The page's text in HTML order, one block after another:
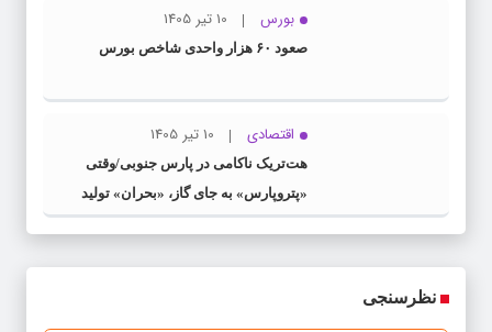
بورس 10 تیر 1405
صعود ۶۰ هزار واحدی شاخص بورس
اقتصادی 10 تیر 1405
هت‌تریک ناکامی در پارس جنوبی/وقتی
«پتروپارس» به جای گاز، «بحران» تولید
می‌کند
نظرسنجی